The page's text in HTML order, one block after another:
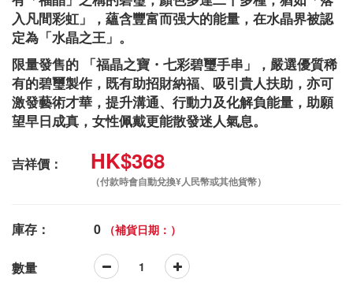
入凡間彩虹」，蘊含豐富而强大的能量，在水晶界被認
定為「水晶之王」。
限量發售的 「福晶之寶・七彩碧璽手串」，嚴選優質稀
有的碧璽製作，既有助招財納福、吸引貴人扶助，亦可
激發藝術才華，提升溝通、行動力及化解負能量，助願
望早日成真，女性佩戴更能散發迷人氣息。
吉祥價： HK$368
（付款時會自動兌換¥人民幣或其他貨幣）
庫存： 0 （補貨日期：）
數量